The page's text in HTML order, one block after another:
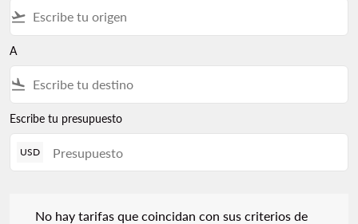
flight_takeoff
A
flight_land
Escribe tu presupuesto
USD
No hay tarifas que coincidan con sus criterios de